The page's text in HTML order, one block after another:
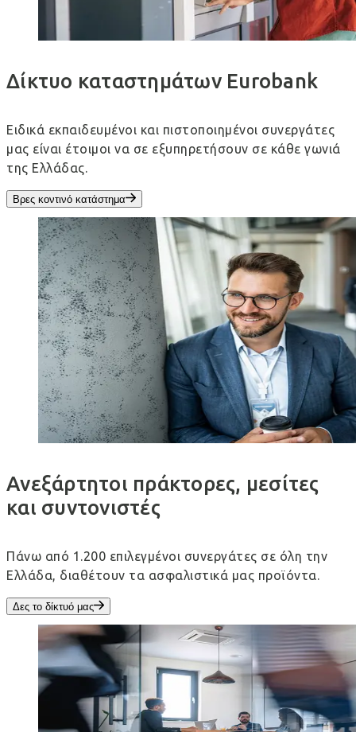
Δίκτυο καταστημάτων Eurobank
Ειδικά εκπαιδευμένοι και πιστοποιημένοι συνεργάτες
μας είναι έτοιμοι να σε εξυπηρετήσουν σε κάθε γωνιά
της Ελλάδας.
Βρες κοντινό κατάστημα
Ανεξάρτητοι πράκτορες, μεσίτες
και συντονιστές
Πάνω από 1.200 επιλεγμένοι συνεργάτες σε όλη την
Ελλάδα, διαθέτουν τα ασφαλιστικά μας προϊόντα.
Δες το δίκτυό μας